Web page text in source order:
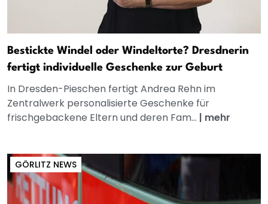
Bestickte Windel oder Windeltorte? Dresdnerin
fertigt individuelle Geschenke zur Geburt
In Dresden-Pieschen fertigt Andrea Rehn im
Zentralwerk personalisierte Geschenke für
frischgebackene Eltern und deren Fam... | mehr
GÖRLITZ NEWS